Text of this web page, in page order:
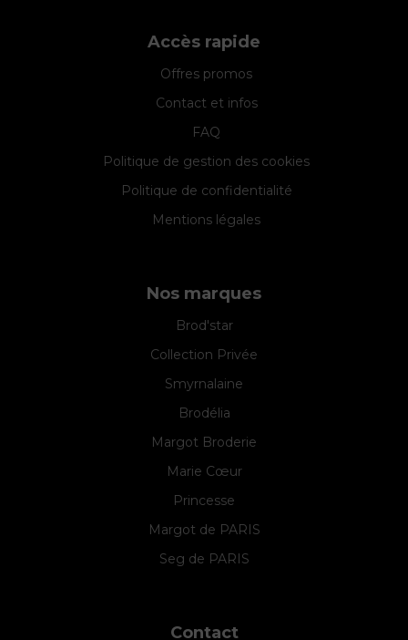
Accès rapide
Offres promos
Contact et infos
FAQ
Politique de gestion des cookies
Politique de confidentialité
Mentions légales
Nos marques
Brod'star
Collection Privée
Smyrnalaine
Brodélia
Margot Broderie
Marie Cœur
Princesse
Margot de PARIS
Seg de PARIS
Contact